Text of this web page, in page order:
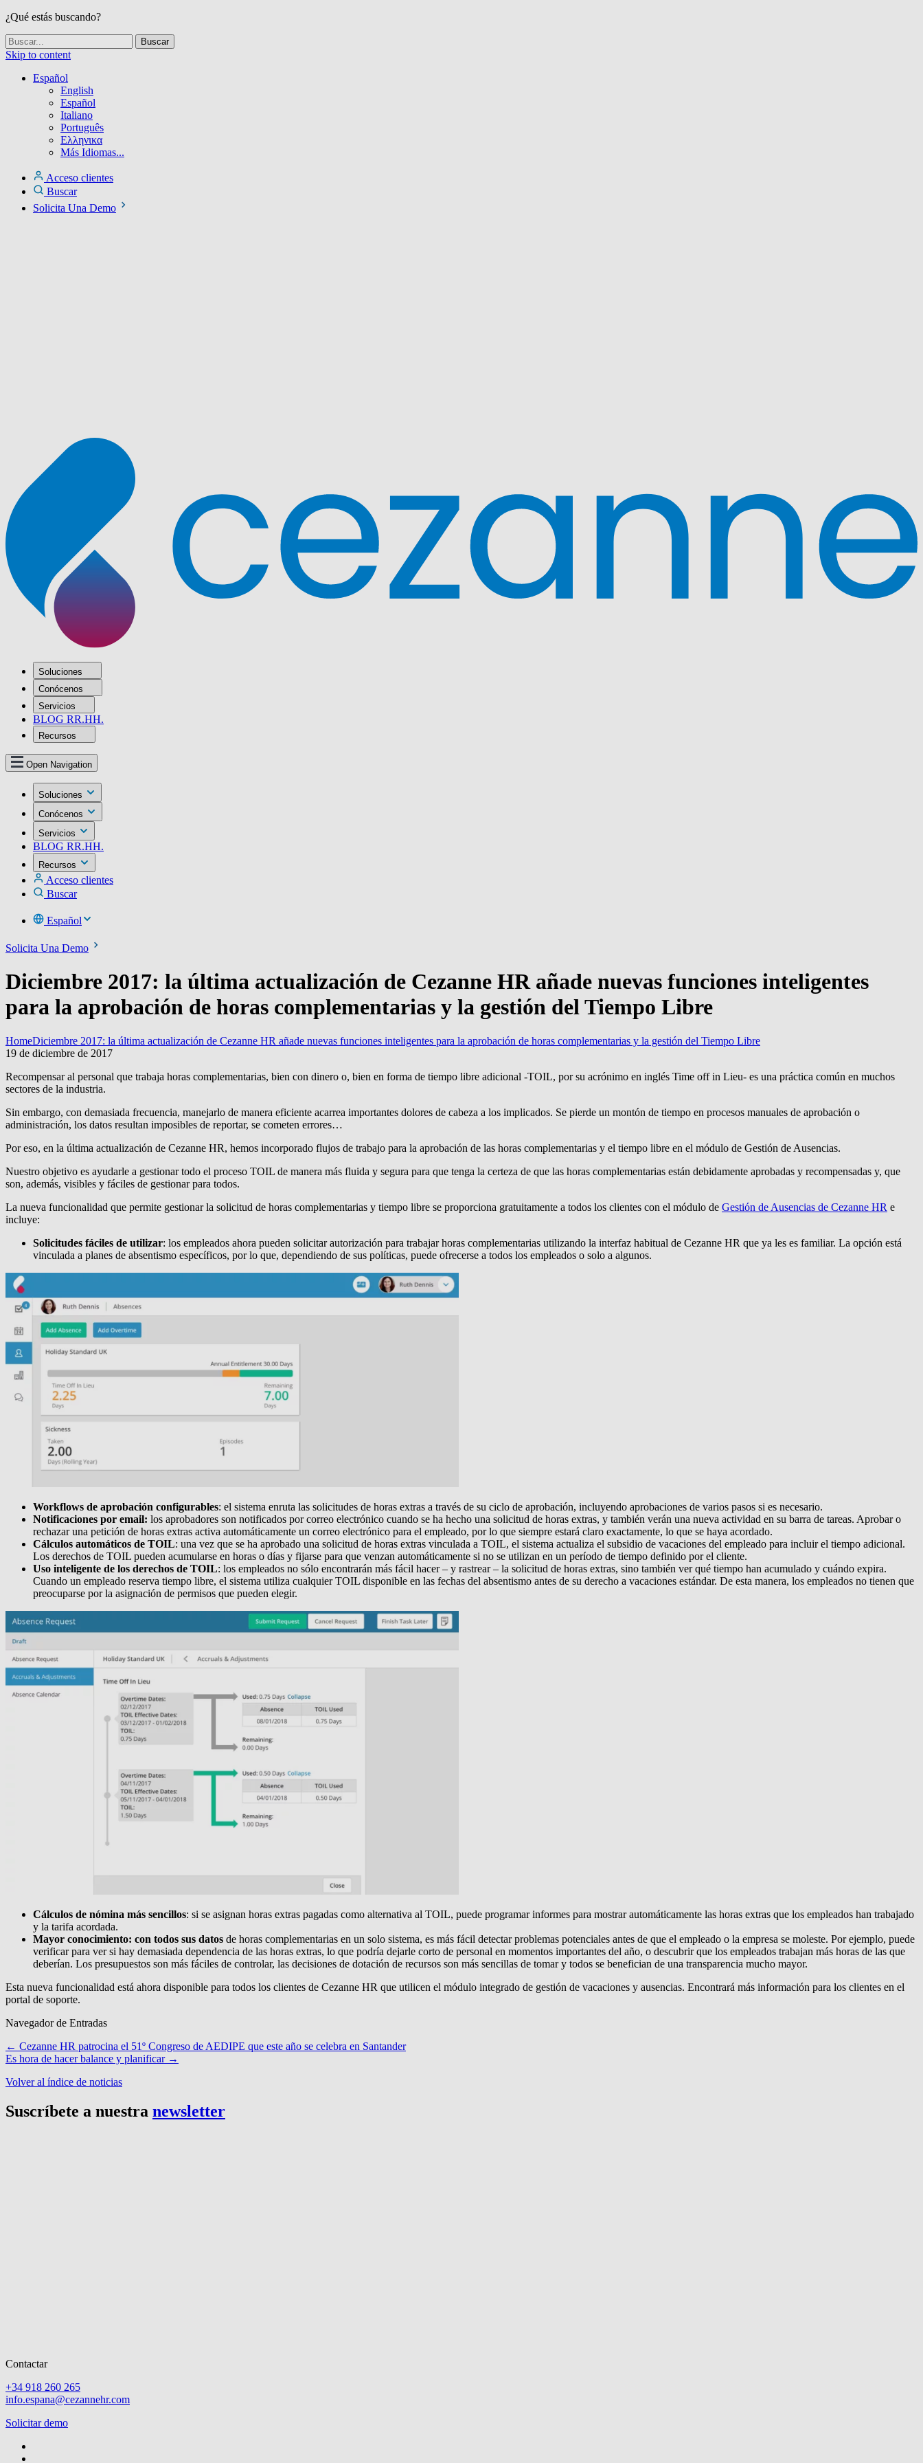
¿Qué estás buscando?
Skip to content
Español
English
Español
Italiano
Português
Ελληνικα
Más Idiomas...
Acceso clientes
Buscar
Solicita Una Demo
Soluciones
Conócenos
Servicios
BLOG RR.HH.
Recursos
Open Navigation
Soluciones
Conócenos
Servicios
BLOG RR.HH.
Recursos
Acceso clientes
Buscar
Español
Solicita Una Demo
Diciembre 2017: la última actualización de Cezanne HR añade nuevas funciones inteligentes
para la aprobación de horas complementarias y la gestión del Tiempo Libre
HomeDiciembre 2017: la última actualización de Cezanne HR añade nuevas funciones inteligentes para la aprobación de horas complementarias y la gestión del Tiempo Libre
19 de diciembre de 2017
Recompensar al personal que trabaja horas complementarias, bien con dinero o, bien en forma de tiempo libre adicional -TOIL, por su acrónimo en inglés Time off in Lieu- es una práctica común en muchos
sectores de la industria.
Sin embargo, con demasiada frecuencia, manejarlo de manera eficiente acarrea importantes dolores de cabeza a los implicados. Se pierde un montón de tiempo en procesos manuales de aprobación o
administración, los datos resultan imposibles de reportar, se cometen errores…
Por eso, en la última actualización de Cezanne HR, hemos incorporado flujos de trabajo para la aprobación de las horas complementarias y el tiempo libre en el módulo de Gestión de Ausencias.
Nuestro objetivo es ayudarle a gestionar todo el proceso TOIL de manera más fluida y segura para que tenga la certeza de que las horas complementarias están debidamente aprobadas y recompensadas y, que
son, además, visibles y fáciles de gestionar para todos.
La nueva funcionalidad que permite gestionar la solicitud de horas complementarias y tiempo libre se proporciona gratuitamente a todos los clientes con el módulo de Gestión de Ausencias de Cezanne HR e
incluye:
Solicitudes fáciles de utilizar: los empleados ahora pueden solicitar autorización para trabajar horas complementarias utilizando la interfaz habitual de Cezanne HR que ya les es familiar. La opción está
vinculada a planes de absentismo específicos, por lo que, dependiendo de sus políticas, puede ofrecerse a todos los empleados o solo a algunos.
Workflows de aprobación configurables: el sistema enruta las solicitudes de horas extras a través de su ciclo de aprobación, incluyendo aprobaciones de varios pasos si es necesario.
Notificaciones por email: los aprobadores son notificados por correo electrónico cuando se ha hecho una solicitud de horas extras, y también verán una nueva actividad en su barra de tareas. Aprobar o
rechazar una petición de horas extras activa automáticamente un correo electrónico para el empleado, por lo que siempre estará claro exactamente, lo que se haya acordado.
Cálculos automáticos de TOIL: una vez que se ha aprobado una solicitud de horas extras vinculada a TOIL, el sistema actualiza el subsidio de vacaciones del empleado para incluir el tiempo adicional.
Los derechos de TOIL pueden acumularse en horas o días y fijarse para que venzan automáticamente si no se utilizan en un período de tiempo definido por el cliente.
Uso inteligente de los derechos de TOIL: los empleados no sólo encontrarán más fácil hacer – y rastrear – la solicitud de horas extras, sino también ver qué tiempo han acumulado y cuándo expira.
Cuando un empleado reserva tiempo libre, el sistema utiliza cualquier TOIL disponible en las fechas del absentismo antes de su derecho a vacaciones estándar. De esta manera, los empleados no tienen que
preocuparse por la asignación de permisos que pueden elegir.
Cálculos de nómina más sencillos: si se asignan horas extras pagadas como alternativa al TOIL, puede programar informes para mostrar automáticamente las horas extras que los empleados han trabajado
y la tarifa acordada.
Mayor conocimiento: con todos sus datos de horas complementarias en un solo sistema, es más fácil detectar problemas potenciales antes de que el empleado o la empresa se moleste. Por ejemplo, puede
verificar para ver si hay demasiada dependencia de las horas extras, lo que podría dejarle corto de personal en momentos importantes del año, o descubrir que los empleados trabajan más horas de las que
deberían. Los presupuestos son más fáciles de controlar, las decisiones de dotación de recursos son más sencillas de tomar y todos se benefician de una transparencia mucho mayor.
Esta nueva funcionalidad está ahora disponible para todos los clientes de Cezanne HR que utilicen el módulo integrado de gestión de vacaciones y ausencias. Encontrará más información para los clientes en el
portal de soporte.
Navegador de Entradas
← Cezanne HR patrocina el 51º Congreso de AEDIPE que este año se celebra en Santander
Es hora de hacer balance y planificar →
Volver al índice de noticias
Suscríbete a nuestra newsletter
Contactar
+34 918 260 265
info.espana@cezannehr.com
Solicitar demo